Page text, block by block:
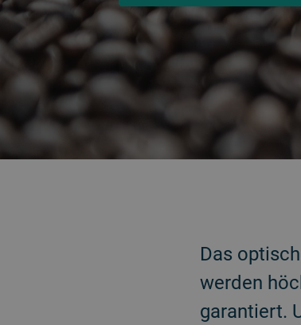
ZURÜCK
Das
werden
garantiert.